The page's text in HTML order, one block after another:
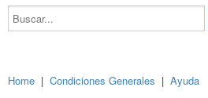
Buscar...
Home | Condiciones Generales | Ayuda